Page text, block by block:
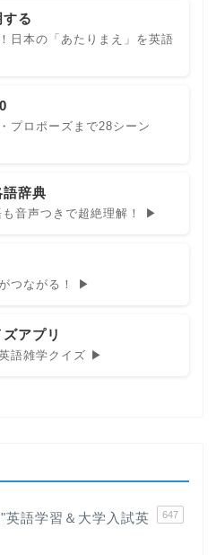
る
日本の「あたりまえ」を英語
プロポーズまで28シーン
辞典
音声つきで超絶理解！ ▶
つながる！ ▶
アプリ
語雑学クイズ ▶
英語学習＆大学入試英
647